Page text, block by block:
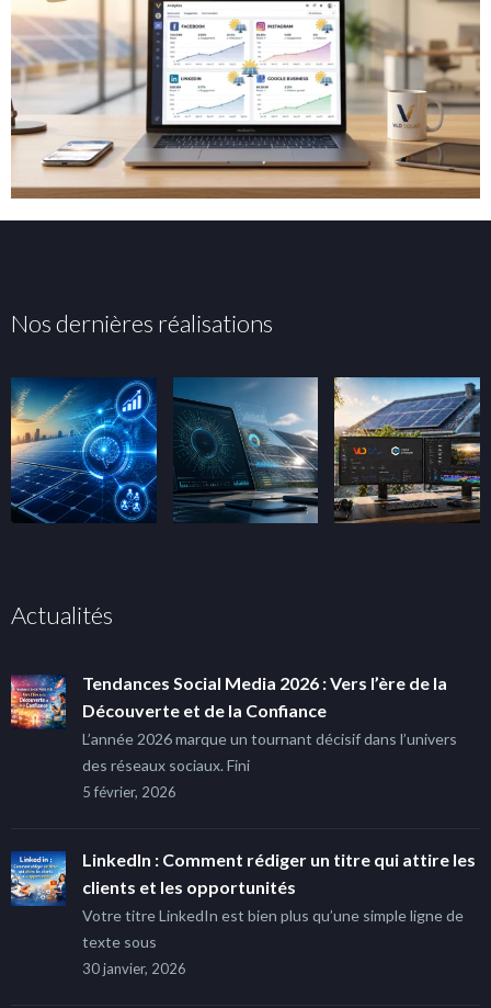
Nos dernières réalisations
Actualités
Tendances Social Media 2026 : Vers l’ère de la
Découverte et de la Confiance
L’année 2026 marque un tournant décisif dans l’univers
des réseaux sociaux. Fini
5 février, 2026
LinkedIn : Comment rédiger un titre qui attire les
clients et les opportunités
Votre titre LinkedIn est bien plus qu’une simple ligne de
texte sous
30 janvier, 2026